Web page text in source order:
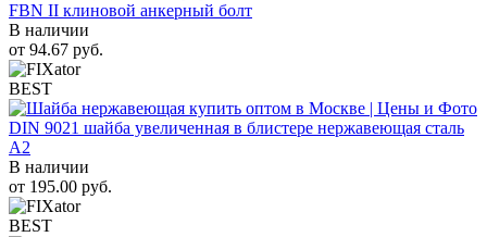
FBN II клиновой анкерный болт
В наличии
от 94.67 руб.
BEST
DIN 9021 шайба увеличенная в блистере нержавеющая сталь
A2
В наличии
от 195.00 руб.
BEST